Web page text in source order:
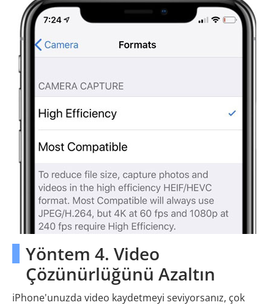
Yöntem 4. Video
Çözünürlüğünü Azaltın
iPhone'unuzda video kaydetmeyi seviyorsanız, çok